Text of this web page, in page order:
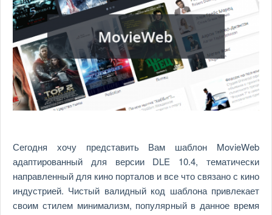
Сегодня хочу представить Вам шаблон MovieWeb
адаптированный для версии DLE 10.4, тематически
направленный для кино порталов и все что связано с кино
индустрией. Чистый валидный код шаблона привлекает
своим стилем минимализм, популярный в данное время